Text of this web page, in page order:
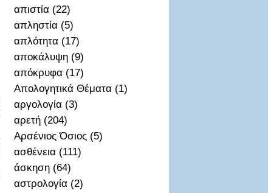
απιστία (22)
απληστία (5)
απλότητα (17)
αποκάλυψη (9)
απόκρυφα (17)
Απολογητικά Θέματα (1)
αργολογία (3)
αρετή (204)
Αρσένιος Όσιος (5)
ασθένεια (111)
άσκηση (64)
αστρολογία (2)